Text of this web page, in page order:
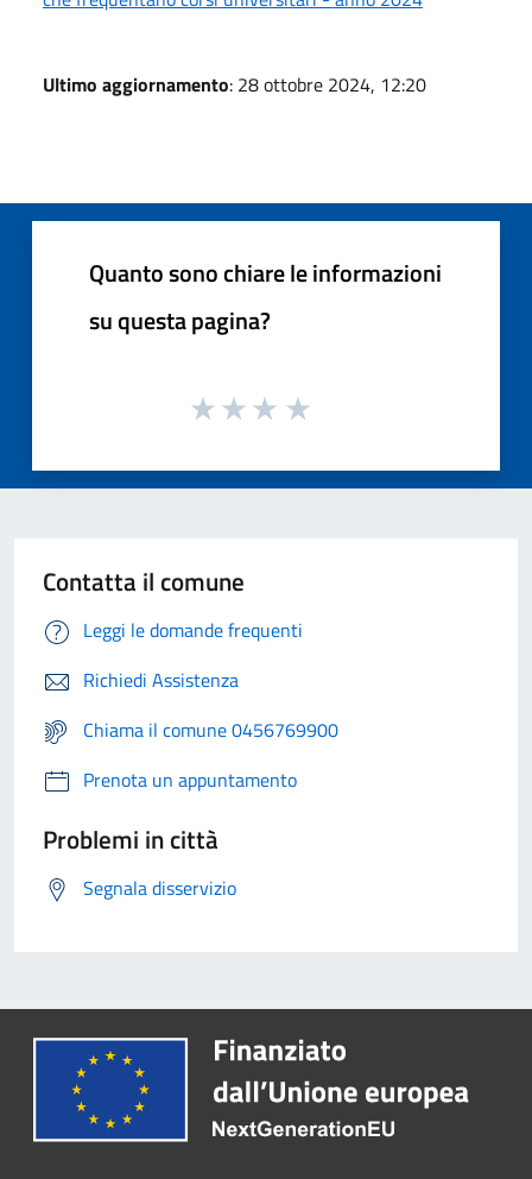
Ultimo aggiornamento: 28 ottobre 2024, 12:20
Quanto sono chiare le informazioni
su questa pagina?
Contatta il comune
Leggi le domande frequenti
Richiedi Assistenza
Chiama il comune 0456769900
Prenota un appuntamento
Problemi in città
Segnala disservizio